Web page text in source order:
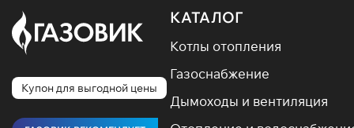
Купон для выгодной цены
КАТАЛОГ
Котлы отопления
Газоснабжение
Дымоходы и вентиляция